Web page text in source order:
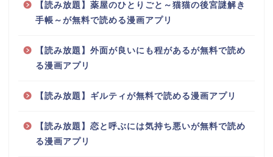
【読み放題】薬屋のひとりごと～猫猫の後宮謎解き
手帳～が無料で読める漫画アプリ
【読み放題】外面が良いにも程があるが無料で読め
る漫画アプリ
【読み放題】ギルティが無料で読める漫画アプリ
【読み放題】恋と呼ぶには気持ち悪いが無料で読め
る漫画アプリ